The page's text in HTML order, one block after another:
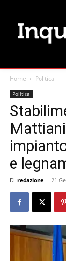
Home Politica
Politica
e
Di redazione - 21